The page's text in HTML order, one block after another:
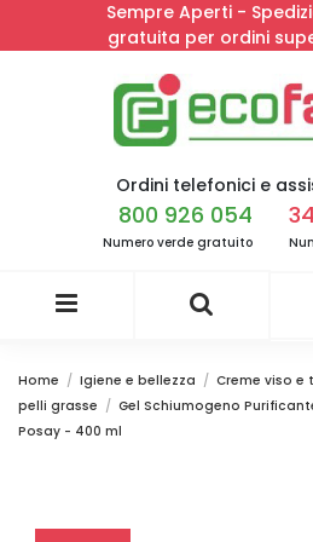
Sempre Aperti -
gratuita per ordini
Ordini telefonici e
800 926 054
Numero verde gratuito
Home Igiene e bellezza Creme viso
pelli grasse
Gel Schiumogeno
Posay - 400 ml